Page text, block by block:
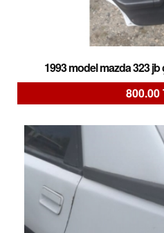
1993 model mazda 323 jb
800.00